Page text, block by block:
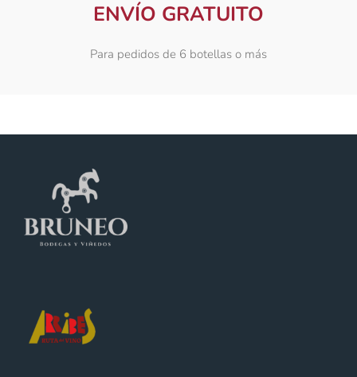
ENVÍO GRATUITO
Para pedidos de 6 botellas o más